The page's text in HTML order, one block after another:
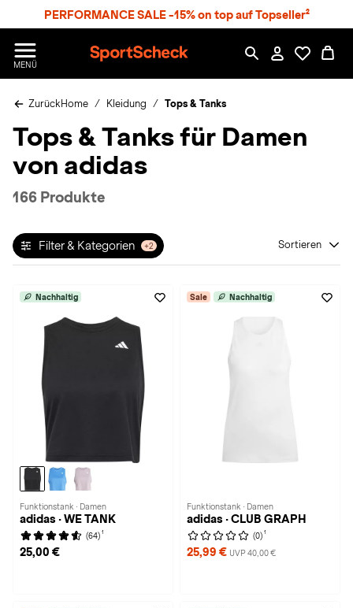
PERFORMANCE SALE -15% on top auf Topseller²
MENÜ
p
r
S
h
c
ZurückHome Kleidung Tops & Tanks
Tops & Tanks für Damen
von adidas
166 Produkte
Filter & Kategorien +2 Sortieren
Nachhaltig
Funktionstank · Damen
adidas · WE TANK
(64) 1
25,00 €
Sale Nachhaltig
Funktionstank · Damen
adidas · CLUB GRAPH
(0) 1
25,99 € UVP 40,00 €